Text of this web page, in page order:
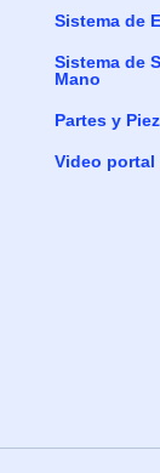
Sistema de
Sistema de
Mano
Partes y
Video portal